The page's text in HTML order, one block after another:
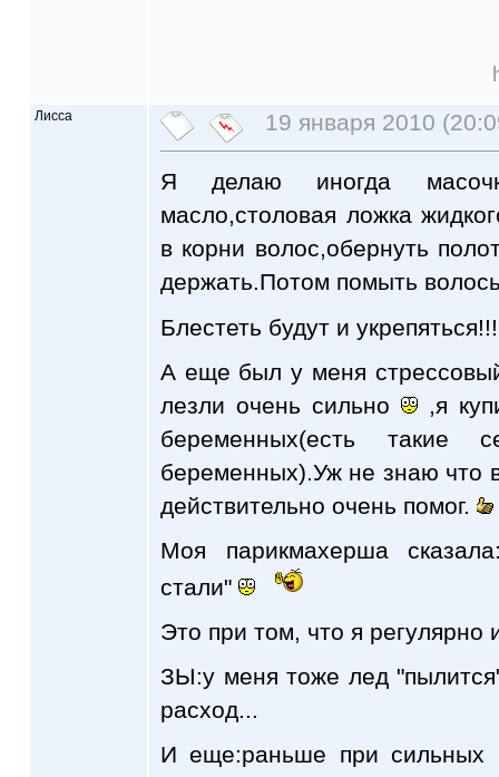
Лисса 19 января 2010
Я делаю иногда
масло,столовая ложка
в корни волос,обернуть
держать.Потом помыть
Блестеть будут и
А еще был у меня
лезли очень сильно
,я
беременных(есть такие
беременных).Уж не знаю что
действительно очень помог.
Моя парикмахерша
стали"
Это при том, что я регулярно
ЗЫ:у меня тоже лед
расход...
И еще:раньше при сильных